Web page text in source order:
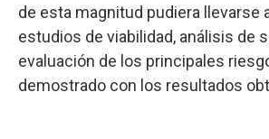
de esta magnitud pudiera llevarse
estudios de viabilidad, análisis de
evaluación de los principales
demostrado con los resultados